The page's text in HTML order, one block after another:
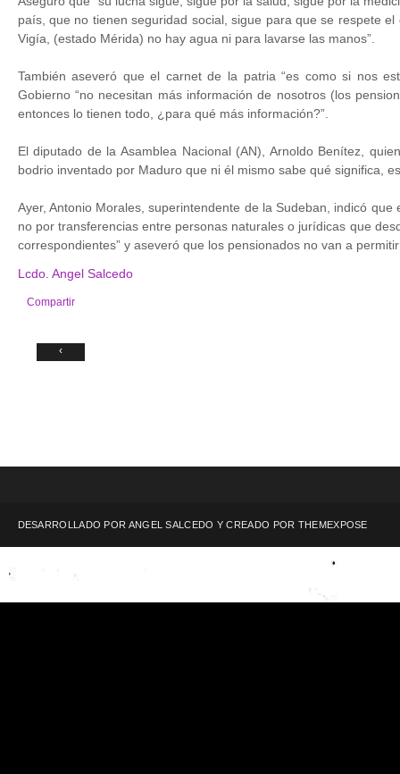
país, que no tienen seguridad social, sigue para que se respete
Vigía, (estado Mérida) no hay agua ni para lavarse las manos”.
También aseveró que el carnet de la patria “es como si nos
Gobierno “no necesitan más información de nosotros (los
entonces lo tienen todo, ¿para qué más información?”.
El diputado de la Asamblea Nacional (AN), Arnoldo Benítez,
bodrio inventado por Maduro que ni él mismo sabe qué significa,
Ayer, Antonio Morales, superintendente de la Sudeban, indicó
no por transferencias entre personas naturales o jurídicas que
correspondientes” y aseveró que los pensionados no van a
Lcdo. Angel Salcedo
Compartir
‹
DESARROLLADO POR ANGEL SALCEDO Y CREADO POR THEMEXPOSE